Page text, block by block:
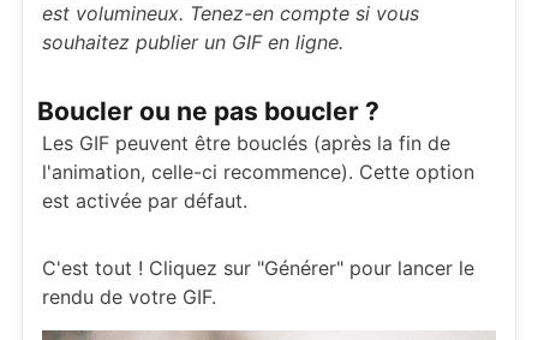
est volumineux. Tenez-en compte si vous
souhaitez publier un GIF en ligne.
Boucler ou ne pas boucler ?
Les GIF peuvent être bouclés (après la fin de
l'animation, celle-ci recommence). Cette option
est activée par défaut.
C'est tout ! Cliquez sur "Générer" pour lancer le
rendu de votre GIF.